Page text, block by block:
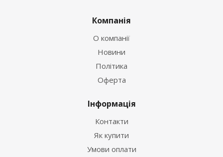
Компанія
О компанії
Новини
Політика
Оферта
Інформація
Контакти
Як купити
Умови оплати